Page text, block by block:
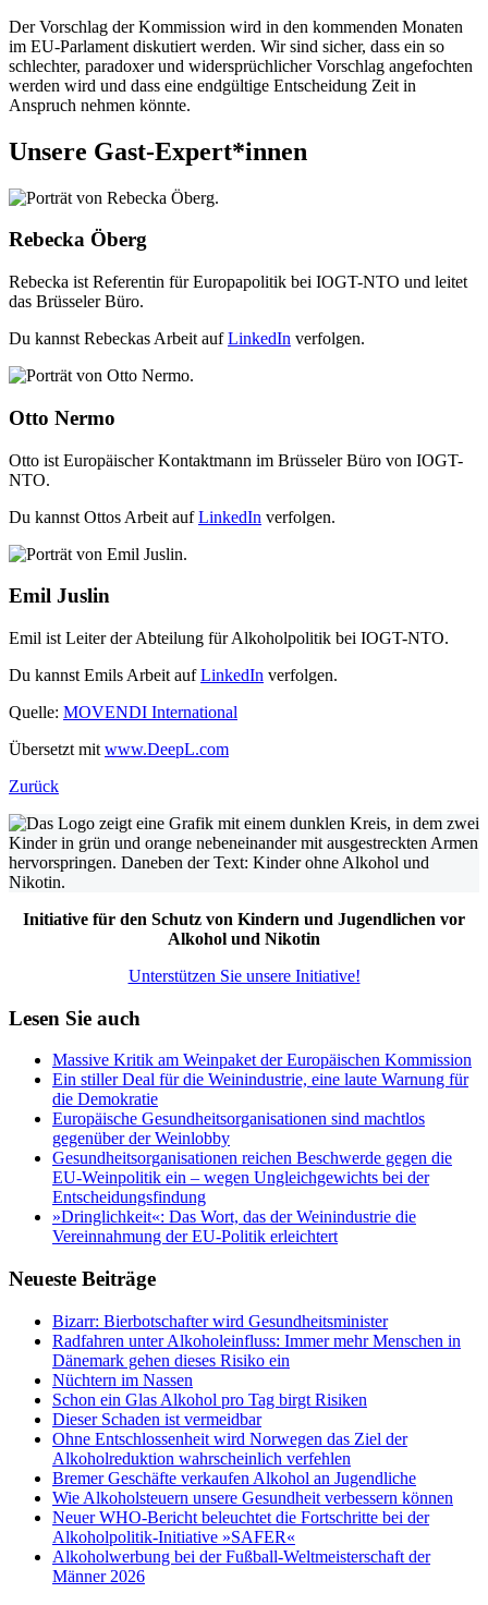
Der Vorschlag der Kommission wird in den kommenden Monaten
im EU-Parlament diskutiert werden. Wir sind sicher, dass ein so
schlechter, paradoxer und widersprüchlicher Vorschlag angefochten
werden wird und dass eine endgültige Entscheidung Zeit in
Anspruch nehmen könnte.
Unsere Gast-Expert*innen
Rebecka Öberg
Rebecka ist Referentin für Europapolitik bei IOGT-NTO und leitet
das Brüsseler Büro.
Du kannst Rebeckas Arbeit aufLinkedIn verfolgen.
Otto Nermo
Otto ist Europäischer Kontaktmann im Brüsseler Büro von IOGT-
NTO.
Du kannst Ottos Arbeit aufLinkedIn verfolgen.
Emil Juslin
Emil ist Leiter der Abteilung für Alkoholpolitik bei IOGT-NTO.
Du kannst Emils Arbeit aufLinkedIn verfolgen.
Quelle: MOVENDI International
Übersetzt mit www.DeepL.com
Zurück
Initiative für den Schutz von Kindern und Jugendlichen vor
Alkohol und Nikotin
Unterstützen Sie unsere Initiative!
Lesen Sie auch
Massive Kritik am Weinpaket der Europäischen Kommission
Ein stiller Deal für die Weinindustrie, eine laute Warnung für
die Demokratie
Europäische Gesundheitsorganisationen sind machtlos
gegenüber der Weinlobby
Gesundheitsorganisationen reichen Beschwerde gegen die
EU-Weinpolitik ein – wegen Ungleichgewichts bei der
Entscheidungsfindung
»Dringlichkeit«: Das Wort, das der Weinindustrie die
Vereinnahmung der EU-Politik erleichtert
Neueste Beiträge
Bizarr: Bierbotschafter wird Gesundheitsminister
Radfahren unter Alkoholeinfluss: Immer mehr Menschen in
Dänemark gehen dieses Risiko ein
Nüchtern im Nassen
Schon ein Glas Alkohol pro Tag birgt Risiken
Dieser Schaden ist vermeidbar
Ohne Entschlossenheit wird Norwegen das Ziel der
Alkoholreduktion wahrscheinlich verfehlen
Bremer Geschäfte verkaufen Alkohol an Jugendliche
Wie Alkoholsteuern unsere Gesundheit verbessern können
Neuer WHO-Bericht beleuchtet die Fortschritte bei der
Alkoholpolitik-Initiative »SAFER«
Alkoholwerbung bei der Fußball-Weltmeisterschaft der
Männer 2026